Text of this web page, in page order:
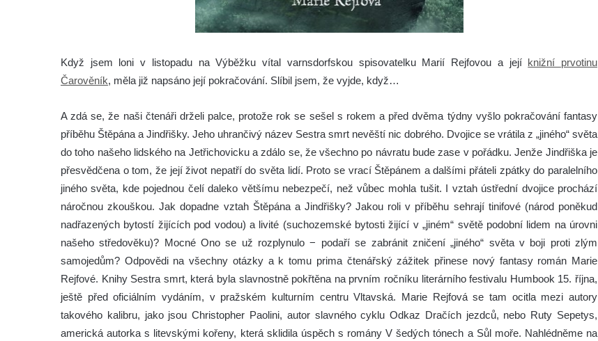
Když jsem loni v listopadu na Výběžku vítal varnsdorfskou spisovatelku Marií Rejfovou a její knižní prvotinu
Čarověník, měla již napsáno její pokračování. Slíbil jsem, že vyjde, když…
A zdá se, že naši čtenáři drželi palce, protože rok se sešel s rokem a před dvěma týdny vyšlo pokračování fantasy
příběhu Štěpána a Jindřišky. Jeho uhrančivý název Sestra smrt nevěští nic dobrého. Dvojice se vrátila z „jiného“ světa
do toho našeho lidského na Jetřichovicku a zdálo se, že všechno po návratu bude zase v pořádku. Jenže Jindřiška je
přesvědčena o tom, že její život nepatří do světa lidí. Proto se vrací Štěpánem a dalšími přáteli zpátky do paralelního
jiného světa, kde pojednou čelí daleko většímu nebezpečí, než vůbec mohla tušit. I vztah ústřední dvojice prochází
náročnou zkouškou. Jak dopadne vztah Štěpána a Jindřišky? Jakou roli v příběhu sehrají tinifové (národ poněkud
nadřazených bytostí žijících pod vodou) a livité (suchozemské bytosti žijící v „jiném“ světě podobní lidem na úrovni
našeho středověku)? Mocné Ono se už rozplynulo − podaří se zabránit zničení „jiného“ světa v boji proti zlým
samojedům? Odpovědi na všechny otázky a k tomu prima čtenářský zážitek přinese nový fantasy román Marie
Rejfové. Knihy Sestra smrt, která byla slavnostně pokřtěna na prvním ročníku literárního festivalu Humbook 15. října,
ještě před oficiálním vydáním, v pražském kulturním centru Vltavská. Marie Rejfová se tam ocitla mezi autory
takového kalibru, jako jsou Christopher Paolini, autor slavného cyklu Odkaz Dračích jezdců, nebo Ruty Sepetys,
americká autorka s litevskými kořeny, která sklidila úspěch s romány V šedých tónech a Sůl moře. Nahlédněme na